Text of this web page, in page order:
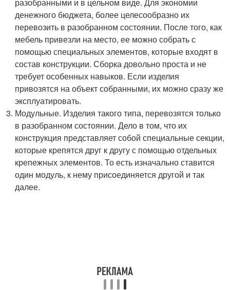
денежного бюджета, более целесообразно их
перевозить в разобранном состоянии. После того, как
мебель привезли на место, ее можно собрать с
помощью специальных элементов, которые входят в
состав конструкции. Сборка довольно проста и не
требует особенных навыков. Если изделия
привозятся на объект собранными, их можно сразу же
эксплуатировать.
Модульные. Изделия такого типа, перевозятся только
в разобранном состоянии. Дело в том, что их
конструкция представляет собой специальные секции,
которые крепятся друг к другу с помощью отдельных
крепежных элементов. То есть изначально ставится
один модуль, к нему присоединяется другой и так
далее.